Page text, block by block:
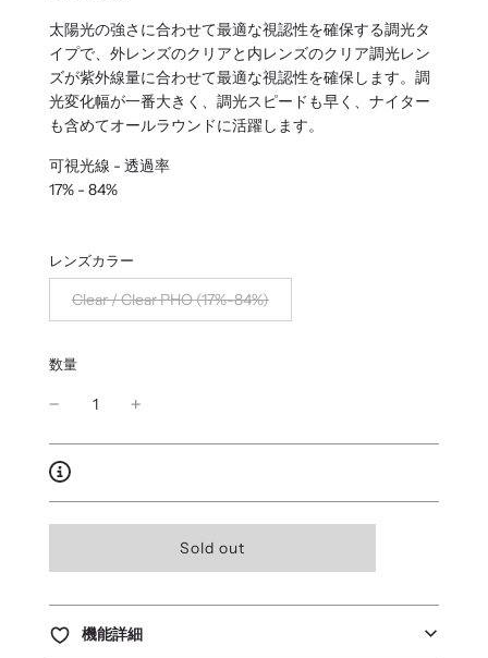
太陽光の強さに合わせて最適な視認性を確保する調光タ
イプで、外レンズのクリアと内レンズのクリア調光レン
ズが紫外線量に合わせて最適な視認性を確保します。調
光変化幅が一番大きく、調光スピードも早く、ナイター
も含めてオールラウンドに活躍します。
可視光線 - 透過率
17% - 84%
レンズカラー
Clear / Clear PHO (17%-84%)
数量
l
d
Sold out
機能詳細